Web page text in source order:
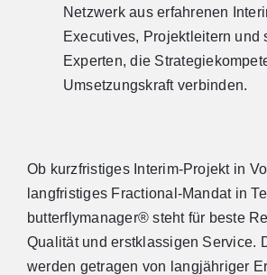
Netzwerk aus erfahrenen
Executives, Projektleitern und
Experten, die
Umsetzungskraft verbinden.
Ob kurzfristiges Interim-Projekt in
langfristiges Fractional-Mandat in
butterflymanager® steht für beste
Qualität und erstklassigen Service.
werden getragen von langjähriger